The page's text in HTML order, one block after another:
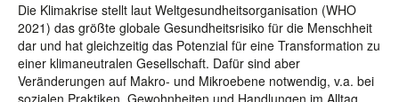
Die Klimakrise stellt laut Weltgesundheitsorganisation (WHO
2021) das größte globale Gesundheitsrisiko für die Menschheit
dar und hat gleichzeitig das Potenzial für eine Transformation zu
einer klimaneutralen Gesellschaft. Dafür sind aber
Veränderungen auf Makro- und Mikroebene notwendig, v.a. bei
sozialen Praktiken, Gewohnheiten und Handlungen im Alltag.